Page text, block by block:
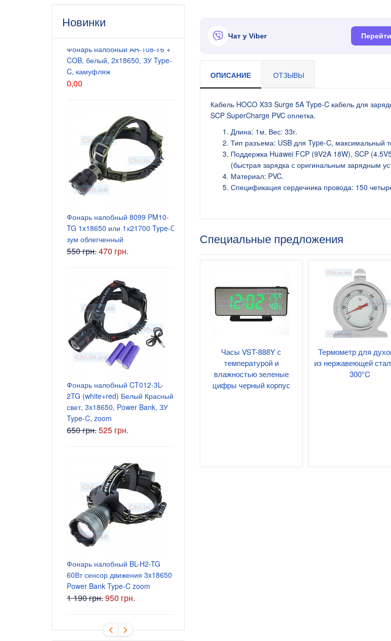
Новинки
Фонарь налобный AR-108-T6 +
COB, белый, 2x18650, ЗУ Type-
C, камуфляж
0,00
Фонарь налобный 8099 PM10-
TG 1x18650 или 1х21700 Type-C
зум облегченный
550 грн.470 грн.
Фонарь налобный CT012-3L-
2TG (white+red) Белый Красный
свет, 3x18650, Power Bank, ЗУ
Type-C, zoom
650 грн.525 грн.
Фонарь налобный BL-H2-TG
60Вт сенсор движения 3x18650
Power Bank Type-C zoom
1 190 грн.950 грн.
5.5x2.5 мм
200 грн.
5.5x2.5 мм
Блок питания 9В 1А, штекер
5.5x2.5 мм
135 грн.
Чат у Viber Перейти
ОПИСАНИЕ ОТЗЫВЫ
Кабель HOCO X33 Surge 5A Type-C кабель для
SCP SuperCharge PVC оплетка.
Длина: 1м. Вес: 33г.
Тип разъема: USB для Type-C, максимальный
Поддержка Huawei FCP (9V2A 18W), SCP
(быстрая зарядка с оригинальным зарядным
Материал: PVC.
Спецификация сердечника провода: 150
Специальные предложения
Часы VST-888Y с
температурой и
влажностью зеленые
цифры черный корпус
Термометр для
из нержавеющей
300°C